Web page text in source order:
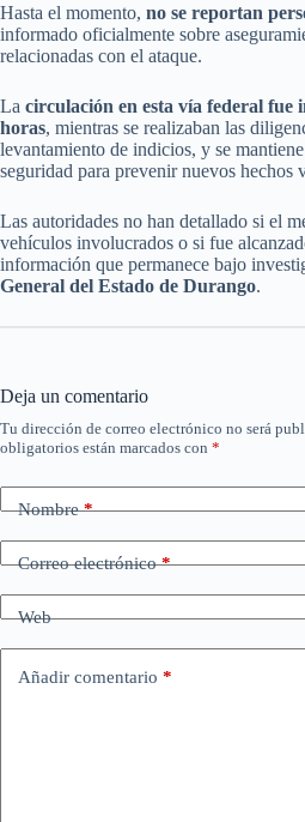
Hasta el momento, no se reportan
informado oficialmente sobre
relacionadas con el ataque.
La circulación en esta vía federal
horas, mientras se realizaban las
levantamiento de indicios, y se
seguridad para prevenir nuevos hechos
Las autoridades no han detallado si el
vehículos involucrados o si fue
información que permanece bajo
General del Estado de Durango.
Deja un comentario
Tu dirección de correo electrónico no será
obligatorios están marcados con *
Nombre*
Correo electrónico*
Web
Añadir comentario *